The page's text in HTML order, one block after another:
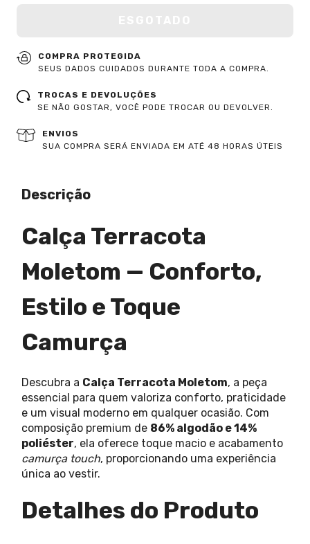
COMPRA PROTEGIDA
SEUS DADOS CUIDADOS DURANTE TODA A COMPRA.
TROCAS E DEVOLUÇÕES
SE NÃO GOSTAR, VOCÊ PODE TROCAR OU DEVOLVER.
ENVIOS
SUA COMPRA SERÁ ENVIADA EM ATÉ 48 HORAS ÚTEIS
Descrição
Calça Terracota
Moletom — Conforto,
Estilo e Toque
Camurça
Descubra a Calça Terracota Moletom, a peça
essencial para quem valoriza conforto, praticidade
e um visual moderno em qualquer ocasião. Com
composição premium de 86% algodão e 14%
poliéster, ela oferece toque macio e acabamento
camurça touch, proporcionando uma experiência
única ao vestir.
Detalhes do Produto